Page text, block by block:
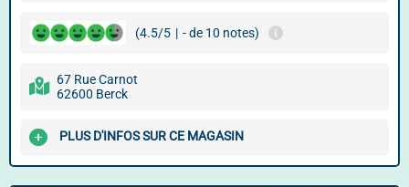
(4.5/5 | - de 10 notes)
67 Rue Carnot
62600 Berck
PLUS D'INFOS SUR CE MAGASIN